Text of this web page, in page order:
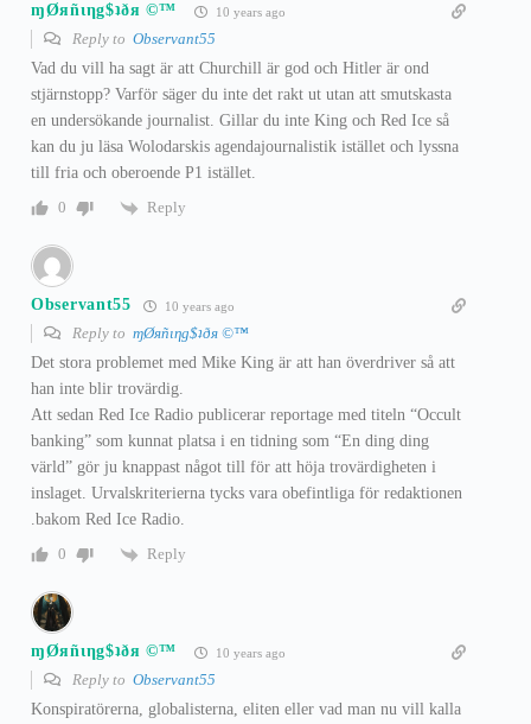
ɱØяñιηg$ʇðя ©™ 10 years ago
Reply to Observant55
Vad du vill ha sagt är att Churchill är god och Hitler är ond
stjärnstopp? Varför säger du inte det rakt ut utan att smutskasta
en undersökande journalist. Gillar du inte King och Red Ice så
kan du ju läsa Wolodarskis agendajournalistik istället och lyssna
till fria och oberoende P1 istället.
0
Reply
Observant55 10 years ago
Reply to ɱØяñιηg$ʇðя ©™
Det stora problemet med Mike King är att han överdriver så att
han inte blir trovärdig.
Att sedan Red Ice Radio publicerar reportage med titeln “Occult
banking” som kunnat platsa i en tidning som “En ding ding
värld” gör ju knappast något till för att höja trovärdigheten i
inslaget. Urvalskriterierna tycks vara obefintliga för redaktionen
.bakom Red Ice Radio.
0
Reply
ɱØяñιηg$ʇðя ©™ 10 years ago
Reply to Observant55
Konspiratörerna, globalisterna, eliten eller vad man nu vill kalla